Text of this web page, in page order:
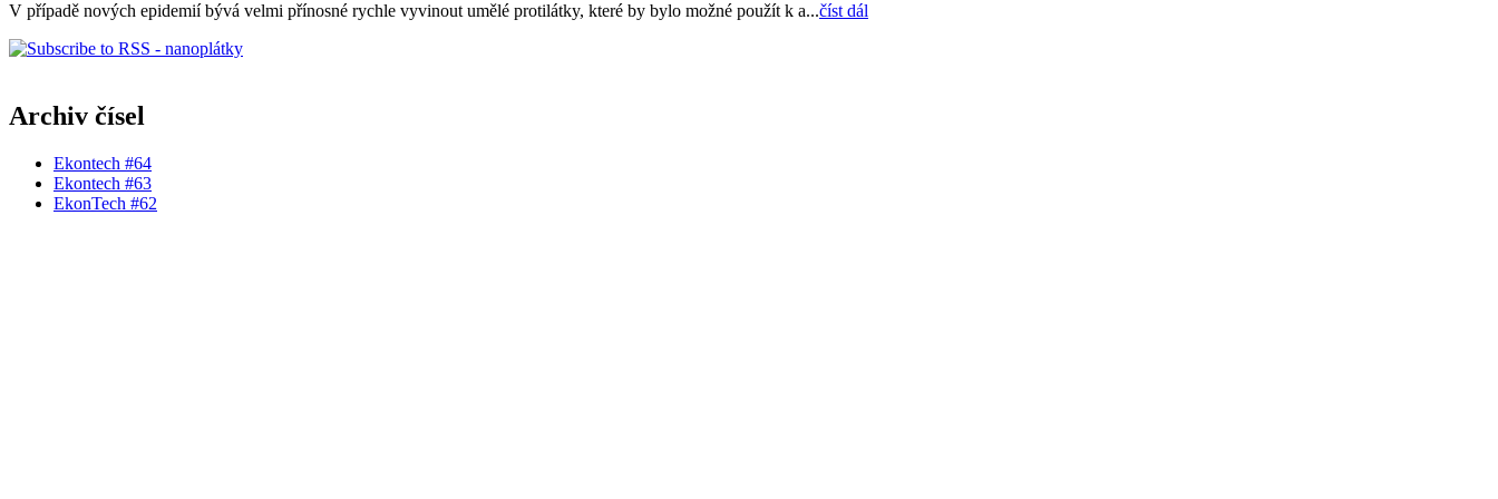
V případě nových epidemií bývá velmi přínosné rychle vyvinout umělé protilátky, které by bylo možné použít k a...číst dál
Archiv čísel
Ekontech #64
Ekontech #63
EkonTech #62